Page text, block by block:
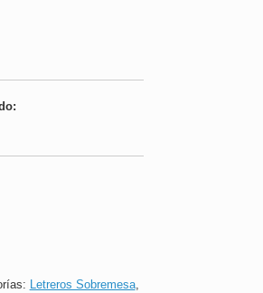
Letreros Sobremesa,